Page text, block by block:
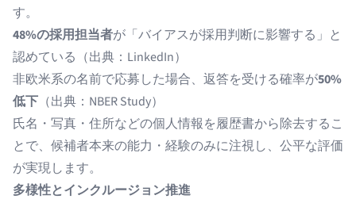
す。
48%の採用担当者が「バイアスが採用判断に影響する」と
認めている（出典： LinkedIn）
非欧米系の名前で応募した場合、返答を受ける確率が50%
低下 （出典： NBER Study）
氏名・写真・住所などの個人情報を履歴書から除去するこ
とで、候補者本来の能力・経験のみに注視し、公平な評価
が実現します。
多様性とインクルージョン推進